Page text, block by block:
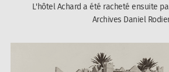
L'hôtel Achard a été racheté ensuite
Archives Daniel